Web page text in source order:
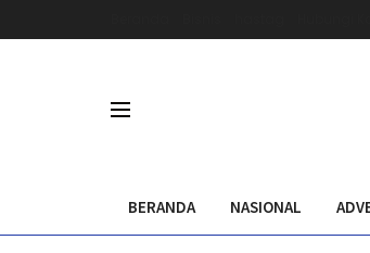
BERANDA NASIONAL